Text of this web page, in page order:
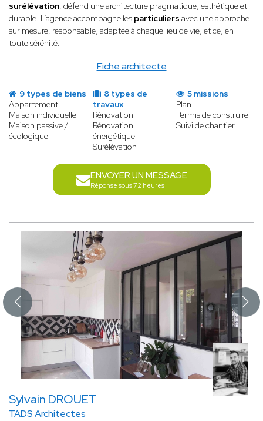
Fiche architecte
surélévation, défend une architecture pragmatique, esthétique et
durable. L’agence accompagne les particuliers avec une approche
sur mesure, responsable, adaptée à chaque lieu de vie, et ce, en
toute sérénité.
9 types de biens
Appartement
Maison individuelle
Maison passive /
écologique
8 types de
travaux
Rénovation
Rénovation
énergétique
Surélévation
5 missions
Plan
Permis de construire
Suivi de chantier
ENVOYER UN MESSAGE
Réponse sous 72 heures
Sylvain DROUET
TADS Architectes